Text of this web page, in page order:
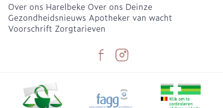
Over ons Harelbeke Over ons Deinze
Gezondheidsnieuws Apotheker van wacht
Voorschrift Zorgtarieven